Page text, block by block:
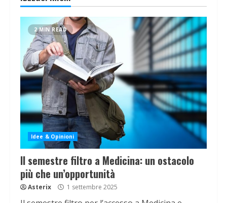
2 MIN READ
Idee & Opinioni
Il semestre filtro a Medicina: un ostacolo
più che un’opportunità
Asterix 1 settembre 2025